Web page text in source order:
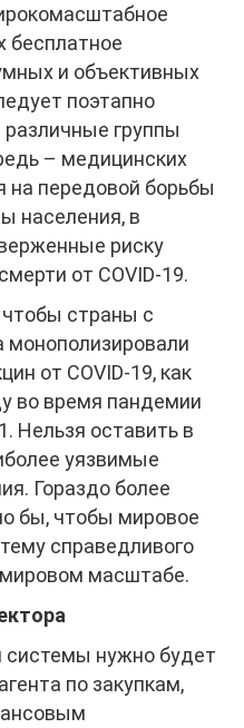
бесплатное
и объективных
поэтапно
группы
– медицинских
на передовой борьбы
населения, в
риску
от COVID-19.
страны с
от COVID-19, как
во время пандемии
Нельзя оставить в
уязвимые
Гораздо более
бы, чтобы мировое
справедливого
масштабе.
системы нужно будет
по закупкам,